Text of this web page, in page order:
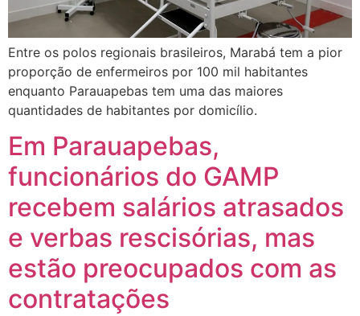
Entre os polos regionais brasileiros, Marabá tem a pior
proporção de enfermeiros por 100 mil habitantes
enquanto Parauapebas tem uma das maiores
quantidades de habitantes por domicílio.
Em Parauapebas,
funcionários do GAMP
recebem salários atrasados
e verbas rescisórias, mas
estão preocupados com as
contratações